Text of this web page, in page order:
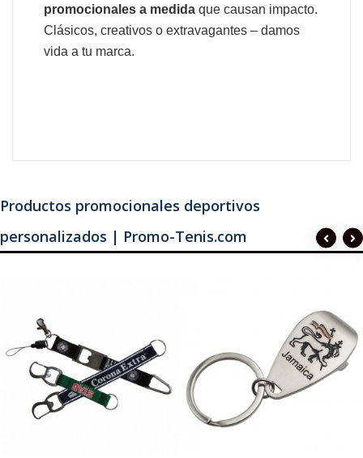
promocionales a medida que causan impacto.
Clásicos, creativos o extravagantes – damos
vida a tu marca.
Productos promocionales deportivos
personalizados | Promo-Tenis.com